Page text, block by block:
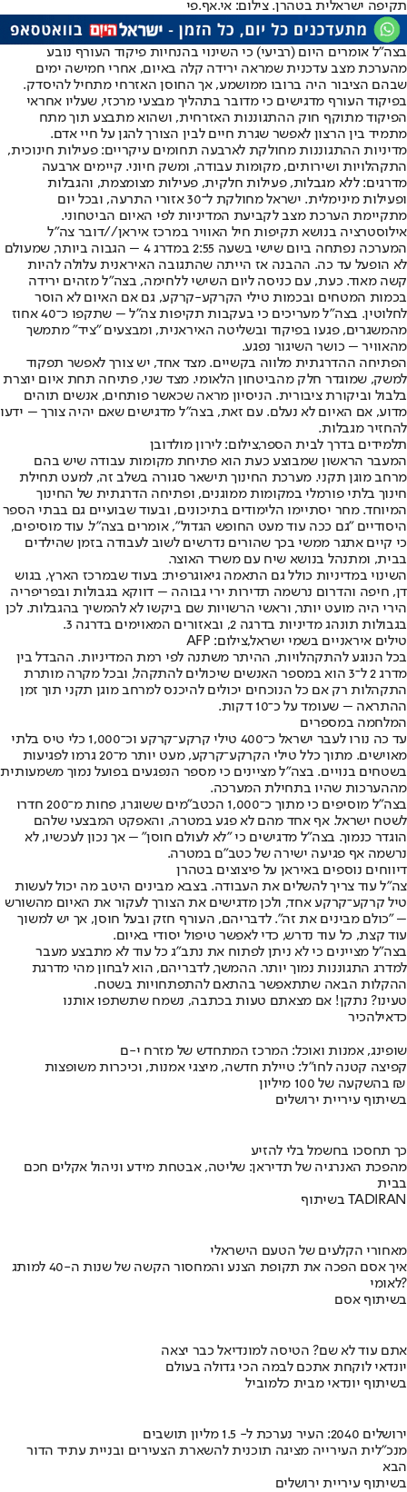
תקיפה ישראלית בטהרן. צילום: אי.אף.פי
בצה"ל אומרים היום (רביעי) כי השינוי בהנחיות פיקוד העורף נובע
מהערכת מצב עדכנית שמראה ירידה קלה באיום, אחרי חמישה ימים
שבהם הציבור היה ברובו ממושמע, אך החוסן האזרחי מתחיל להיסדק.
בפיקוד העורף מדגישים כי מדובר בתהליך מבצעי מרכזי, שעליו אחראי
הפיקוד מתוקף חוק ההתגוננות האזרחית, ושהוא מתבצע תוך מתח
מתמיד בין הרצון לאפשר שגרת חיים לבין הצורך להגן על חיי אדם.
מדיניות ההתגוננות מחולקת לארבעה תחומים עיקריים: פעילות חינוכית,
התקהלויות ושירותים, מקומות עבודה, ומשק חיוני. קיימים ארבעה
מדרגים: ללא מגבלות, פעילות חלקית, פעילות מצומצמת, והגבלות
ופעילות מינימלית. ישראל מחולקת ל־30 אזורי התרעה, ובכל יום
מתקיימת הערכת מצב לקביעת המדיניות לפי האיום הביטחוני.
אילוסטרציה בנושא תקיפות חיל האוויר במרכז איראן//דובר צה"ל
המערכה נפתחה ביום שישי בשעה 2:55 במדרג 4 – הגבוה ביותר, שמעולם
לא הופעל עד כה. ההבנה אז הייתה שהתגובה האיראנית עלולה להיות
קשה מאוד. כעת, עם כניסה ליום השישי ללחימה, בצה"ל מזהים ירידה
בכמות המטחים ובכמות טילי הקרקע-קרקע, גם אם האיום לא הוסר
לחלוטין. בצה"ל מעריכים כי בעקבות תקיפות צה"ל – שתקפו כ־40 אחוז
מהמשגרים, פגעו בפיקוד ובשליטה האיראנית, ומבצעים "ציד" מתמשך
מהאוויר – כושר השיגור נפגע.
הפתיחה ההדרגתית מלווה בקשיים. מצד אחד, יש צורך לאפשר תפקוד
למשק, שמוגדר חלק מהביטחון הלאומי. מצד שני, פתיחה תחת איום יוצרת
בלבול וביקורת ציבורית. הניסיון מראה שכאשר פותחים, אנשים תוהים
מדוע, אם האיום לא נעלם. עם זאת, בצה"ל מדגישים שאם יהיה צורך – ידעו
להחזיר מגבלות.
תלמידים בדרך לבית הספר,צילום: לירון מולדובן
המעבר הראשון שמבוצע כעת הוא פתיחת מקומות עבודה שיש בהם
מרחב מוגן תקני. מערכת החינוך תישאר סגורה בשלב זה, למעט תחילת
חינוך בלתי פורמלי במקומות ממוגנים, ופתיחה הדרגתית של החינוך
המיוחד. מחר יסתיימו הלימודים בתיכונים, ובעוד שבועיים גם בבתי הספר
היסודיים "גם ככה עוד מעט החופש הגדול", אומרים בצה"ל. עוד מוסיפים,
כי קיים אתגר ממשי בכך שהורים נדרשים לשוב לעבודה בזמן שהילדים
בבית, ומתנהל בנושא שיח עם משרד האוצר.
השינוי במדיניות כולל גם התאמה גיאוגרפית: בעוד שבמרכז הארץ, בגוש
דן, חיפה והדרום נרשמה תדירות ירי גבוהה – דווקא בגבולות ובפריפריה
הירי היה מועט יותר, וראשי הרשויות שם ביקשו לא להמשיך בהגבלות. לכן
בגבולות תונהג מדיניות בדרגה 2, ובאזורים המאוימים בדרגה 3.
טילים איראניים בשמי ישראל,צילום: AFP
בכל הנוגע להתקהלויות, ההיתר משתנה לפי רמת המדיניות. ההבדל בין
מדרג 2 ל־3 הוא במספר האנשים שיכולים להתקהל, ובכל מקרה מותרת
התקהלות רק אם כל הנוכחים יכולים להיכנס למרחב מוגן תקני תוך זמן
ההתראה – שעומד על כ־10 דקות.
המלחמה במספרים
עד כה נורו לעבר ישראל כ־400 טילי קרקע־קרקע וכ־1,000 כלי טיס בלתי
מאוישים. מתוך כלל טילי הקרקע־קרקע, מעט יותר מ־20 גרמו לפגיעות
בשטחים בנויים. בצה"ל מציינים כי מספר הנפגעים בפועל נמוך משמעותית
מההערכות שהיו בתחילת המערכה.
בצה"ל מוסיפים כי מתוך כ־1,000 הכטב"מים ששוגרו, פחות מ־200 חדרו
לשטח ישראל. אף אחד מהם לא פגע במטרה, והאפקט המבצעי שלהם
הוגדר כנמוך. בצה"ל מדגישים כי "לא לעולם חוסן" – אך נכון לעכשיו, לא
נרשמה אף פגיעה ישירה של כטב"ם במטרה.
דיווחים נוספים באיראן על פיצוצים בטהרן
צה"ל עוד צריך להשלים את העבודה. בצבא מבינים היטב מה יכול לעשות
טיל קרקע־קרקע אחד, ולכן מדגישים את הצורך לעקור את האיום מהשורש
– "כולם מבינים את זה". לדבריהם, העורף חזק ובעל חוסן, אך יש למשוך
עוד קצת, כל עוד נדרש, כדי לאפשר טיפול יסודי באיום.
בצה"ל מציינים כי לא ניתן לפתוח את נתב"ג כל עוד לא מתבצע מעבר
למדרג התגוננות נמוך יותר. ההמשך, לדבריהם, הוא לבחון מהי מדרגת
ההקלות הבאה שתתאפשר בהתאם להתפתחויות בשטח.
טעינו? נתקן! אם מצאתם טעות בכתבה, נשמח שתשתפו אותנו
כדאילהכיר
שופינג, אמנות ואוכל: המרכז המתחדש של מזרח י-ם
קפיצה קטנה לחו"ל: טיילת חדשה, מיצגי אמנות, וכיכרות משופצות
בהשקעה של 100 מיליון ₪
בשיתוף עיריית ירושלים
כך תחסכו בחשמל בלי להזיע
מהפכת האנרגיה של תדיראן: שליטה, אבטחת מידע וניהול אקלים חכם
בבית
בשיתוף TADIRAN
מאחורי הקלעים של הטעם הישראלי
איך אסם הפכה את תקופת הצנע והמחסור הקשה של שנות ה-40 למותג
לאומי?
בשיתוף אסם
אתם עוד לא שם? הטיסה למונדיאל כבר יצאה
יונדאי לוקחת אתכם לבמה הכי גדולה בעולם
בשיתוף יונדאי מבית כלמוביל
ירושלים 2040: העיר נערכת ל- 1.5 מליון תושבים
מנכ"לית העירייה מציגה תוכנית להשארת הצעירים ובניית עתיד הדור
הבא
בשיתוף עיריית ירושלים